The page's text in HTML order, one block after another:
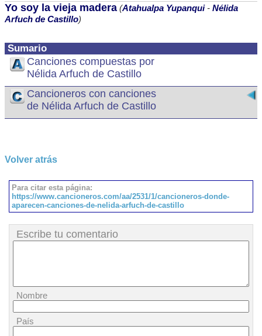
Sumario
Canciones compuestas por
Nélida Arfuch de Castillo
Cancioneros con canciones
de Nélida Arfuch de Castillo
Yo soy la vieja madera (Atahualpa Yupanqui- Nélida
Arfuch de Castillo)
Volver atrás
Para citar esta página:
https://www.cancioneros.com/aa/2531/1/cancioneros-donde-
aparecen-canciones-de-nelida-arfuch-de-castillo
Escribe tu comentario
Nombre
País